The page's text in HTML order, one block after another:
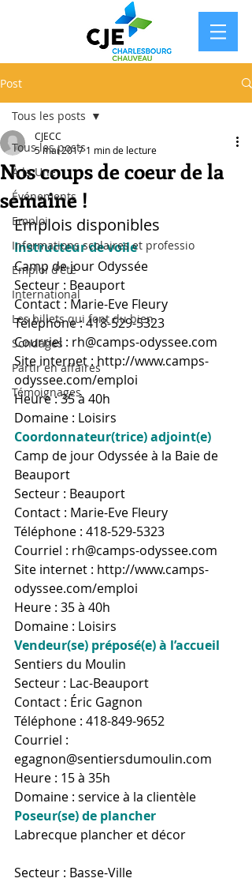
Post
Tous les posts
À la Une
Événements
Emploi
Informations scolaires et professio
Emploi d'été
International
Les billets qui font du bien
Sondages
Partir en affaires
Témoignages
Tous les posts
Nos coups de coeur de la
semaine !
CJECC
5 mai 2017 1 min de lecture
Emplois disponibles
Instructeur de voile
Camp de jour Odyssée
Secteur : Beauport
Contact : Marie-Eve Fleury
Téléphone : 418-529-5323
Courriel : rh@camps-odyssee.com
Site internet : http://www.camps-
odyssee.com/emploi
Heure : 35 à 40h
Domaine : Loisirs
Coordonnateur(trice) adjoint(e)
Camp de jour Odyssée à la Baie de
Beauport
Secteur : Beauport
Contact : Marie-Eve Fleury
Téléphone : 418-529-5323
Courriel : rh@camps-odyssee.com
Site internet : http://www.camps-
odyssee.com/emploi
Heure : 35 à 40h
Domaine : Loisirs
Vendeur(se) préposé(e) à l’accueil
Sentiers du Moulin
Secteur : Lac-Beauport
Contact : Éric Gagnon
Téléphone : 418-849-9652
Courriel :
egagnon@sentiersdumoulin.com
Heure : 15 à 35h
Domaine : service à la clientèle
Poseur(se) de plancher
Labrecque plancher et décor
Secteur : Basse-Ville